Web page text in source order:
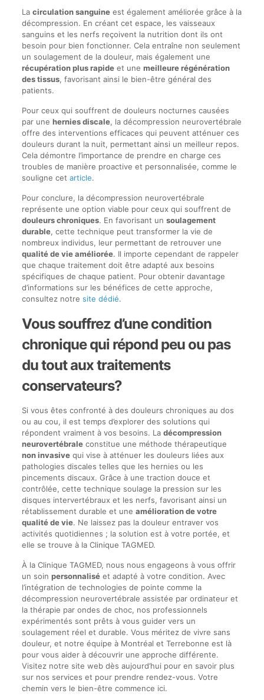
La circulation sanguineest également améliorée grâce à la
décompression. En créant cet espace, les vaisseaux
sanguins et les nerfs reçoivent la nutrition dont ils ont
besoin pour bien fonctionner. Cela entraîne non seulement
un soulagement de la douleur, mais également une
récupération plus rapideet une meilleure régénération
des tissus, favorisant ainsi le bien-être général des
patients.
Pour ceux qui souffrent de douleurs nocturnes causées
par une hernies discale, la décompression neurovertébrale
offre des interventions efficaces qui peuvent atténuer ces
douleurs durant la nuit, permettant ainsi un meilleur repos.
Cela démontre l’importance de prendre en charge ces
troubles de manière proactive et personnalisée, comme le
souligne cet article.
Pour conclure, la décompression neurovertébrale
représente une option viable pour ceux qui souffrent de
douleurs chroniques. En favorisant un soulagement
durable, cette technique peut transformer la vie de
nombreux individus, leur permettant de retrouver une
qualité de vie améliorée. Il importe cependant de rappeler
que chaque traitement doit être adapté aux besoins
spécifiques de chaque patient. Pour obtenir davantage
d’informations sur les bénéfices de cette approche,
consultez notre site dédié.
Vous souffrez d’une condition
chronique qui répond peu ou pas
du tout aux traitements
conservateurs?
Si vous êtes confronté à des douleurs chroniques au dos
ou au cou, il est temps d’explorer des solutions qui
répondent vraiment à vos besoins. La décompression
neurovertébraleconstitue une méthode thérapeutique
non invasivequi vise à atténuer les douleurs liées aux
pathologies discales telles que les hernies ou les
pincements discaux. Grâce à une traction douce et
contrôlée, cette technique soulage la pression sur les
disques intervertébraux et les nerfs, favorisant ainsi un
rétablissement durable et une amélioration de votre
qualité de vie. Ne laissez pas la douleur entraver vos
activités quotidiennes ; la solution est à votre portée, et
elle se trouve à la Clinique TAGMED.
À la Clinique TAGMED, nous nous engageons à vous offrir
un soin personnaliséet adapté à votre condition. Avec
l’intégration de technologies de pointe comme la
décompression neurovertébrale assistée par ordinateur et
la thérapie par ondes de choc, nos professionnels
expérimentés sont prêts à vous guider vers un
soulagement réel et durable. Vous méritez de vivre sans
douleur, et notre équipe à Montréal et Terrebonne est là
pour vous aider à découvrir une approche différente.
Visitez notre site web dès aujourd’hui pour en savoir plus
sur nos services et pour prendre rendez-vous. Votre
chemin vers le bien-être commence ici.